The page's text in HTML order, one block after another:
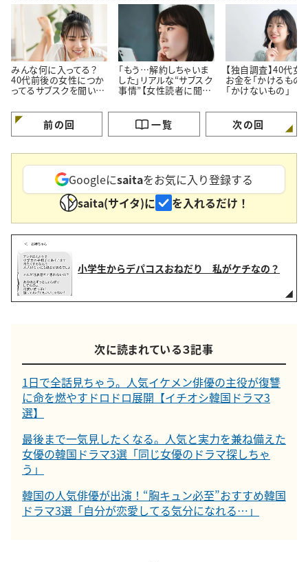
みんな何に入ってる？
40代前後の女性につか
ってるサブスクを聞いて
「もう…解約しちゃいま
した」リアルな“サブスク
事情”【女性読者に聞い
【独自調査】40代女
お金を「かけるもの」
「かけないもの」
前の回 一覧 次の回
Googleにsaitaをお気に入り登録する
saita(サイタ)に
を入れるだけ！
小学生からデパコスおねだり 私がケチなの？
次に読まれている３記事
1日で全話見ちゃう。人気イケメン俳優の主役が復讐
に命を燃やすドロドロ展開【イチオシ韓国ドラマ3
選】
最後まで一気見したくなる。人気と実力を兼ね備えた
女優の韓国ドラマ3選「同じ女優のドラマ探しちゃ
う」
韓国の人気俳優が出演！“胸キュン必至”おすすめ韓国
ドラマ3選「自分が恋愛してる気分になれる…」